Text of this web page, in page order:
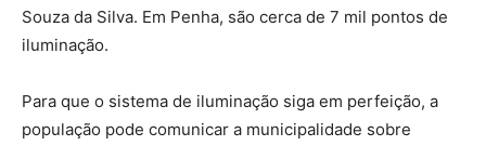
Souza da Silva. Em Penha, são cerca de 7 mil pontos de
iluminação.
Para que o sistema de iluminação siga em perfeição, a
população pode comunicar a municipalidade sobre